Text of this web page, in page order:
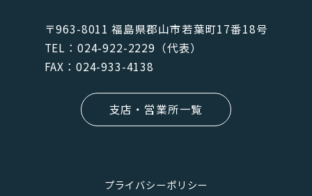
〒963-8011 福島県郡⼭市若葉町17番18号
TEL：024-922-2229（代表）
FAX：024-933-4138
支店・営業所一覧
プライバシーポリシー